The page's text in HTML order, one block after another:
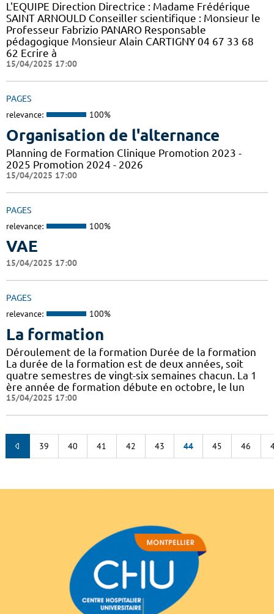
L'EQUIPE Direction Directrice : Madame Frédérique
SAINT ARNOULD Conseiller scientifique : Monsieur le
Professeur Fabrizio PANARO Responsable
pédagogique Monsieur Alain CARTIGNY 04 67 33 68
62 Ecrire à
15/04/2025 17:00
PAGES
relevance: 100%
Organisation de l'alternance
Planning de Formation Clinique Promotion 2023 -
2025 Promotion 2024 - 2026
15/04/2025 17:00
PAGES
relevance: 100%
VAE
15/04/2025 17:00
PAGES
relevance: 100%
La formation
Déroulement de la formation Durée de la formation
La durée de la formation est de deux années, soit
quatre semestres de vingt-six semaines chacun. La 1
ère année de formation débute en octobre, le lun
15/04/2025 17:00
39 40 41 42 43 44 45 46